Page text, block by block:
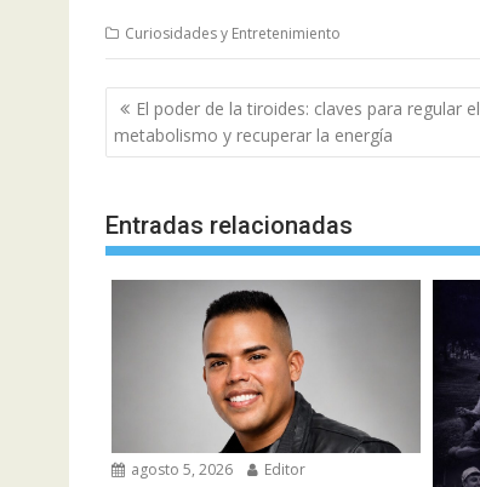
Curiosidades y Entretenimiento
Navegación
de
entradas
El poder de la tiroides: claves para regular el
metabolismo y recuperar la energía
Entradas relacionadas
agosto 5, 2026 Editor